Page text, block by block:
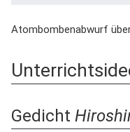
Atombombenabwurf
Gedicht